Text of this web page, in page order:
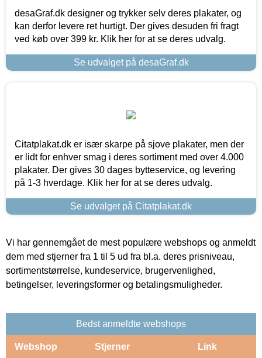
desaGraf.dk designer og trykker selv deres plakater, og
kan derfor levere ret hurtigt. Der gives desuden fri fragt
ved køb over 399 kr. Klik her for at se deres udvalg.
Se udvalget på desaGraf.dk
Citatplakat.dk er især skarpe på sjove plakater, men der
er lidt for enhver smag i deres sortiment med over 4.000
plakater. Der gives 30 dages bytteservice, og levering
på 1-3 hverdage. Klik her for at se deres udvalg.
Se udvalget på Citatplakat.dk
Vi har gennemgået de mest populære webshops og anmeldt
dem med stjerner fra 1 til 5 ud fra bl.a. deres prisniveau,
sortimentstørrelse, kundeservice, brugervenlighed,
betingelser, leveringsformer og betalingsmuligheder.
Bedst anmeldte webshops
Webshop Stjerner Link